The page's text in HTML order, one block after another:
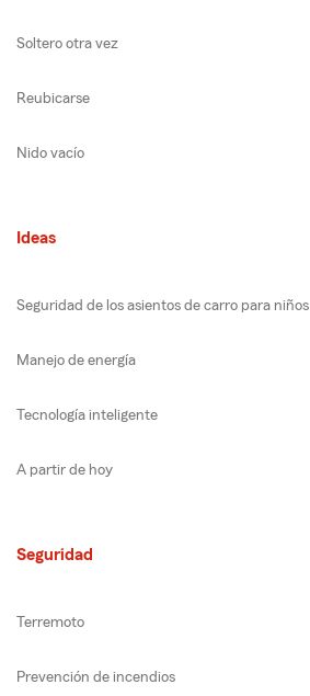
Soltero otra vez
Reubicarse
Nido vacío
Ideas
Seguridad de los asientos de carro para niños
Manejo de energía
Tecnología inteligente
A partir de hoy
Seguridad
Terremoto
Prevención de incendios